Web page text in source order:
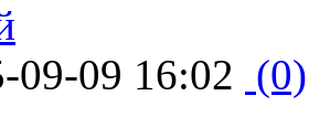
09-09 16:02 (0)